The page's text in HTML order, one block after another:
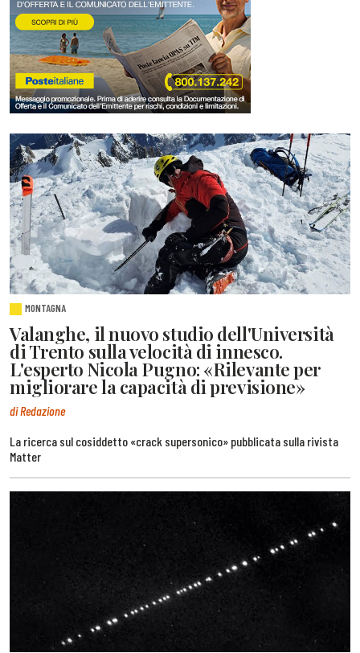
MONTAGNA
Valanghe, il nuovo studio dell'Università
di Trento sulla velocità di innesco.
L'esperto Nicola Pugno: «Rilevante per
migliorare la capacità di previsione»
di Redazione
La ricerca sul cosiddetto «crack supersonico» pubblicata sulla rivista
Matter